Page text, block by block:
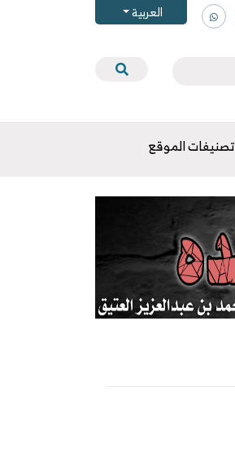
العربية
تصنيفات الموقع